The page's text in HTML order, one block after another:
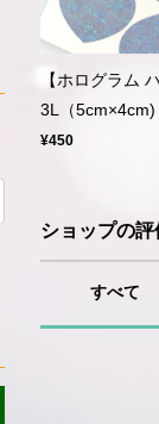
【ホログラム
3L（5cm×4cm)
¥450
ショップの評
すべて